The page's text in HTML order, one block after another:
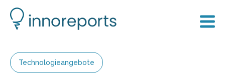
Technologieangebote